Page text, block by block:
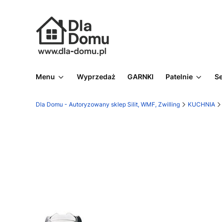
Menu Wyprzedaż GARNKI Patelnie
Dla Domu - Autoryzowany sklep Silit, WMF, Zwilling KUCHNIA